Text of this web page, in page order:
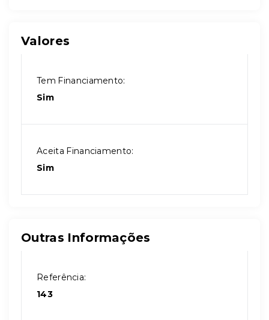
Valores
Tem Financiamento:
Sim
Aceita Financiamento:
Sim
Outras Informações
Referência:
143